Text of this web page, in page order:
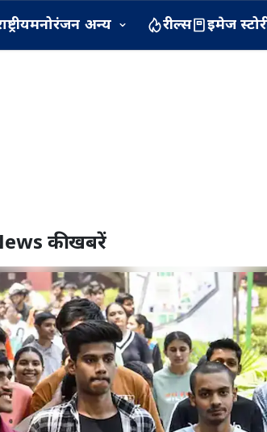
मनोरंजन अन्य रील्स इमेज
की खबरें